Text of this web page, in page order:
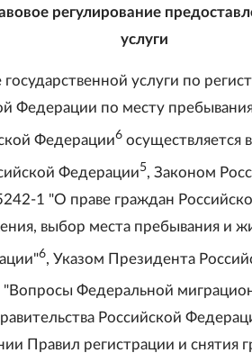
регулирование
услуги
услуги по
Федерации по месту
Федерации6 осуществляется
Федерации5, Законом
1 "О праве граждан
выбор места пребывания и
6 , Указом Президента
"Вопросы Федеральной
Российской
Правил регистрации и снятия